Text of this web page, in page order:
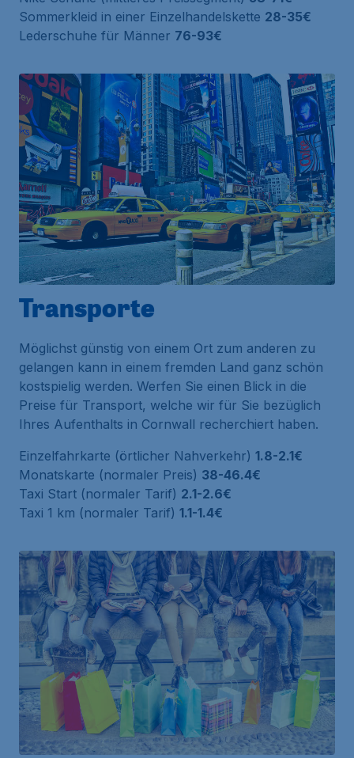
Sommerkleid in einer Einzelhandelskette 28-35€
Lederschuhe für Männer 76-93€
Transporte
Möglichst günstig von einem Ort zum anderen zu
gelangen kann in einem fremden Land ganz schön
kostspielig werden. Werfen Sie einen Blick in die
Preise für Transport, welche wir für Sie bezüglich
Ihres Aufenthalts in Cornwall recherchiert haben.
Einzelfahrkarte (örtlicher Nahverkehr) 1.8-2.1€
Monatskarte (normaler Preis) 38-46.4€
Taxi Start (normaler Tarif) 2.1-2.6€
Taxi 1 km (normaler Tarif) 1.1-1.4€